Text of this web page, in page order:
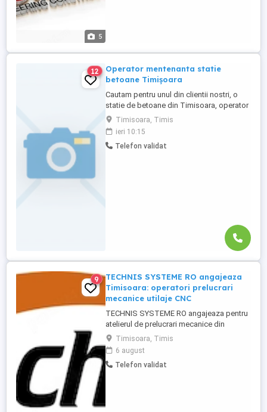
5
12
Operator mentenanta statie
betoane Timișoara
Cautam pentru unul din clientii nostri, o
statie de betoane din Timisoara, operator
mentenanta. Se ofera: - Contract de
munca direct cu angajatorul - Salariu in
functie de experienta (4 040-9 400 lei
BRUT) - bonuri de masa 40 lei pe zi -
Timisoara, Timis
ieri 10:15
Telefon validat
9
TECHNIS SYSTEME RO angajeaza
Timisoara: operatori prelucrari
mecanice utilaje CNC
TECHNIS SYSTEME RO angajeaza pentru
atelierul de prelucrari mecanice din
Timisoara: operatori prelucrari pe utilaje
CNC Cerinte: - asigurarea calitatii lucrarilor
executate - disciplina si respectarea
normelor si procedurilor - seriozitate,
Timisoara, Timis
6 august
Telefon validat